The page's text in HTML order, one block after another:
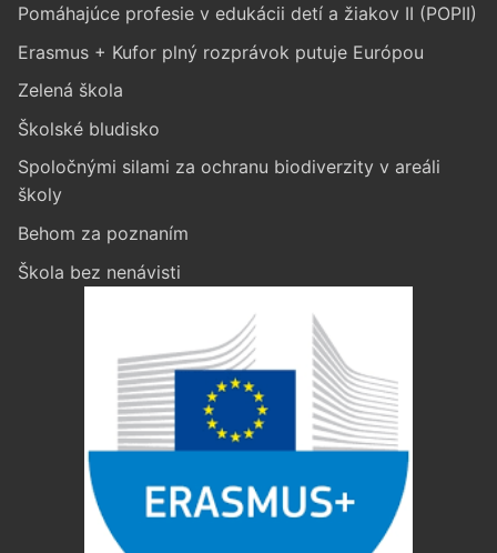
Pomáhajúce profesie v edukácii detí a žiakov II (POPII)
Erasmus + Kufor plný rozprávok putuje Európou
Zelená škola
Školské bludisko
Spoločnými silami za ochranu biodiverzity v areáli
školy
Behom za poznaním
Škola bez nenávisti